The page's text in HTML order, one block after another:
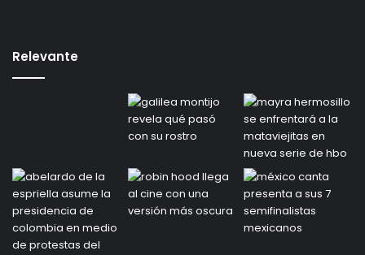
Relevante